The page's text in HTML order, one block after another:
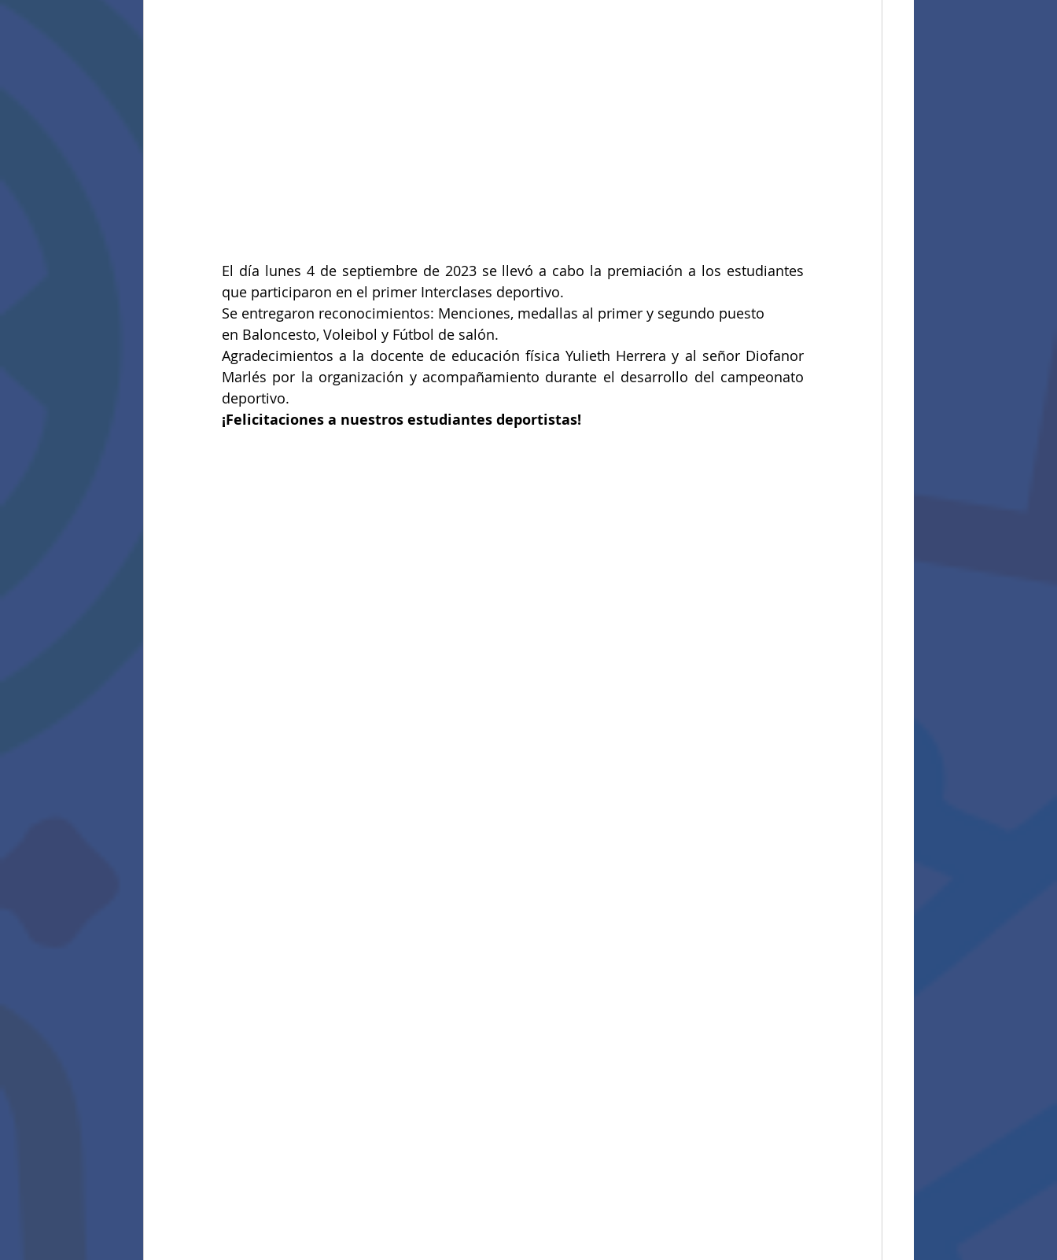
El día lunes 4 de septiembre de 2023 se llevó a cabo la premiación a los estudiantes
que participaron en el primer Interclases deportivo.
Se entregaron reconocimientos: Menciones, medallas al primer y segundo puesto
en Baloncesto, Voleibol y Fútbol de salón.
Agradecimientos a la docente de educación física Yulieth Herrera y al señor Diofanor
Marlés por la organización y acompañamiento durante el desarrollo del campeonato
deportivo.
¡Felicitaciones a nuestros estudiantes deportistas!